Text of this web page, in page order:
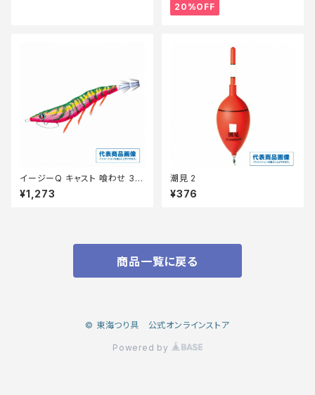
20%OFF
イージーQ キャスト 喰わせ 3.5
号 01 LPOG 夜光ピンクオレン
ジ
¥1,273
潮見 2
¥376
商品一覧に戻る
© 東海つり具 公式オンラインストア
Powered by